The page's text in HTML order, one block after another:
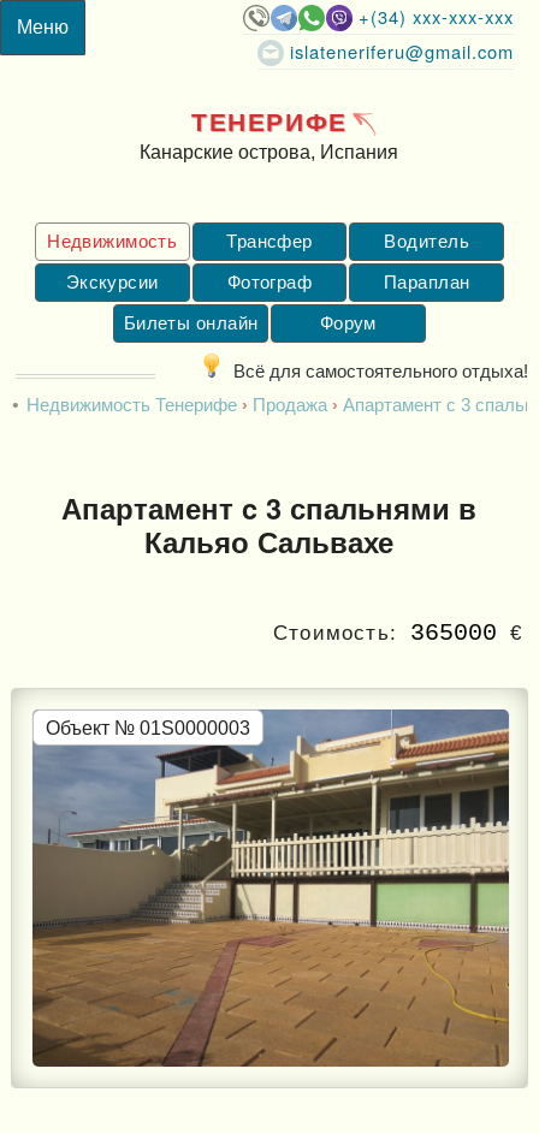
+(34) xxx-xxx-xxx
islateneriferu@gmail.com
ТЕНЕРИФЕ
Канарские острова, Испания
Недвижимость Трансфер Водитель
Экскурсии Фотограф Параплан
Билеты онлайн Форум
Всё для самостоятельного отдыха!
Недвижимость Тенерифе
Продажа Апартамент c 3
Апартамент c 3 спальнями в
Кальяо Сальвахе
Стоимость: 365000 €
Объект № 01S0000003